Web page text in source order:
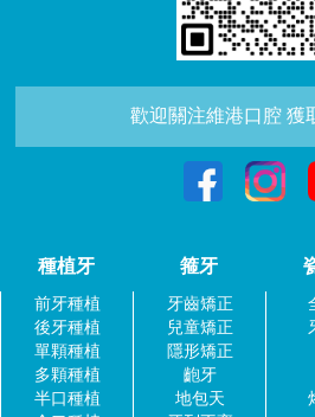
歡迎關注維港口腔 獲
種植牙
前牙種植
後牙種植
單顆種植
多顆種植
半口種植
箍牙
牙齒矯正
兒童矯正
隱形矯正
齙牙
地包天